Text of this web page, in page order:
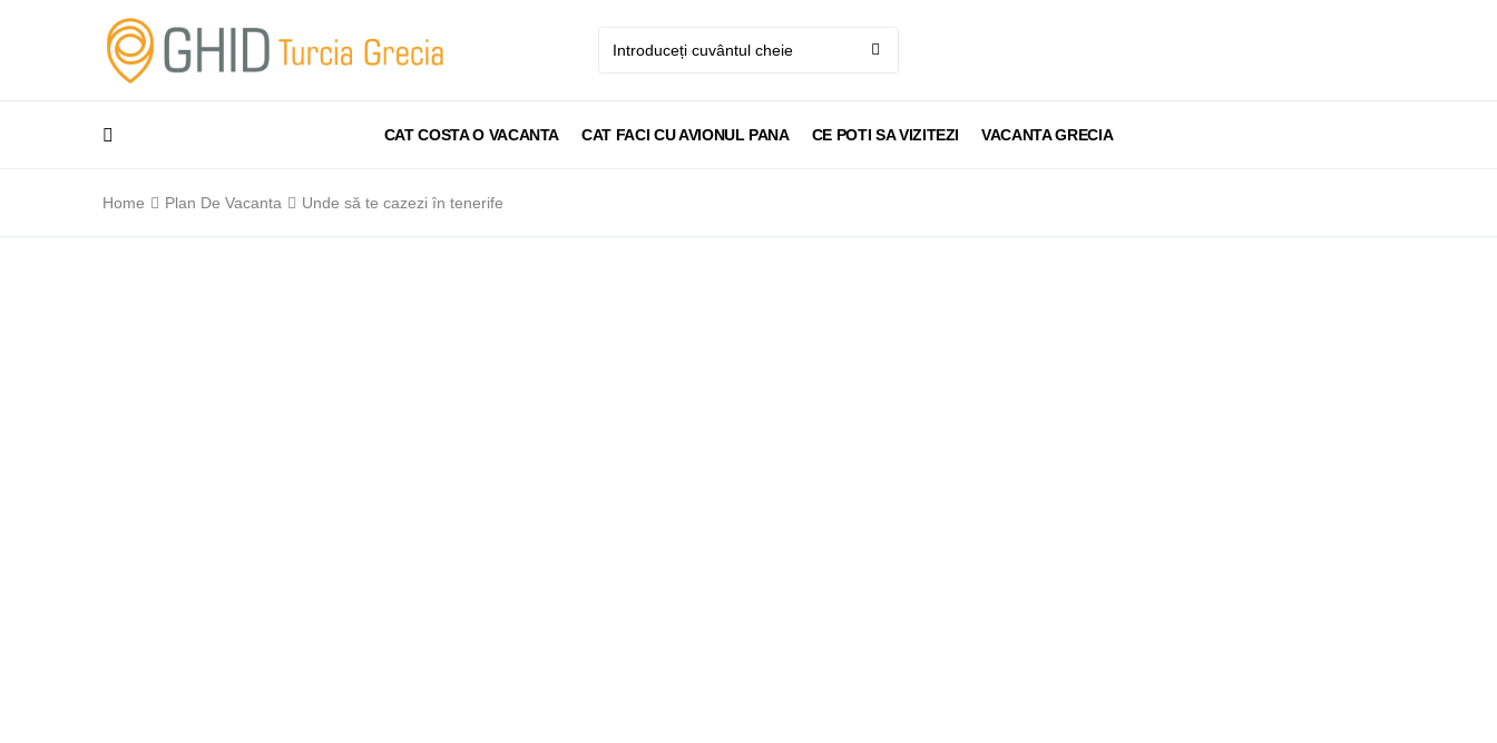
CAT COSTA O VACANTA CAT FACI CU AVIONUL PANA CE POTI SA VIZITEZI VACANTA GRECIA
Home Plan De Vacanta Unde să te cazezi în tenerife